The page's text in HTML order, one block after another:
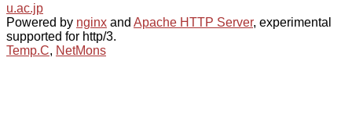
u.ac.jp
Powered by nginx and Apache HTTP Server, experimental
supported for http/3.
Temp.C, NetMons